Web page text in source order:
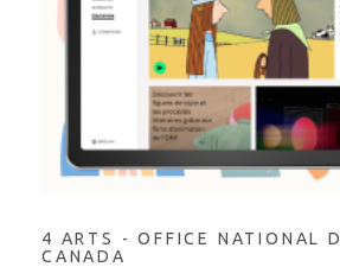
4 ARTS - OFFICE NATIONAL
CANADA